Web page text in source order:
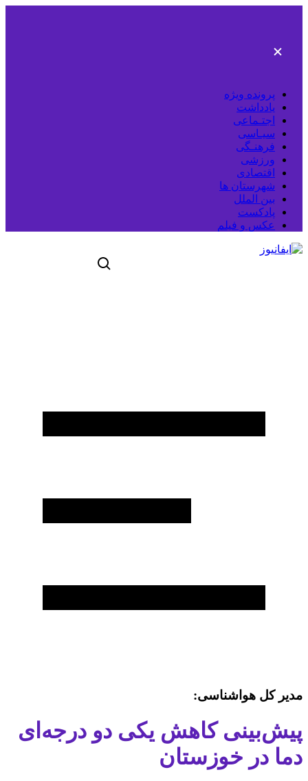
اصلی
پرونده ویژه
یادداشت
اجتـماعی
سیـاسی
فرهنـگی
ورزشی
اقتصادی
شهرستان ها
بین الملل
پادکست
عکس و فیلم
مدیر کل هواشناسی:
پیش‌بینی کاهش یکی دو درجه‌ای
دما در خوزستان